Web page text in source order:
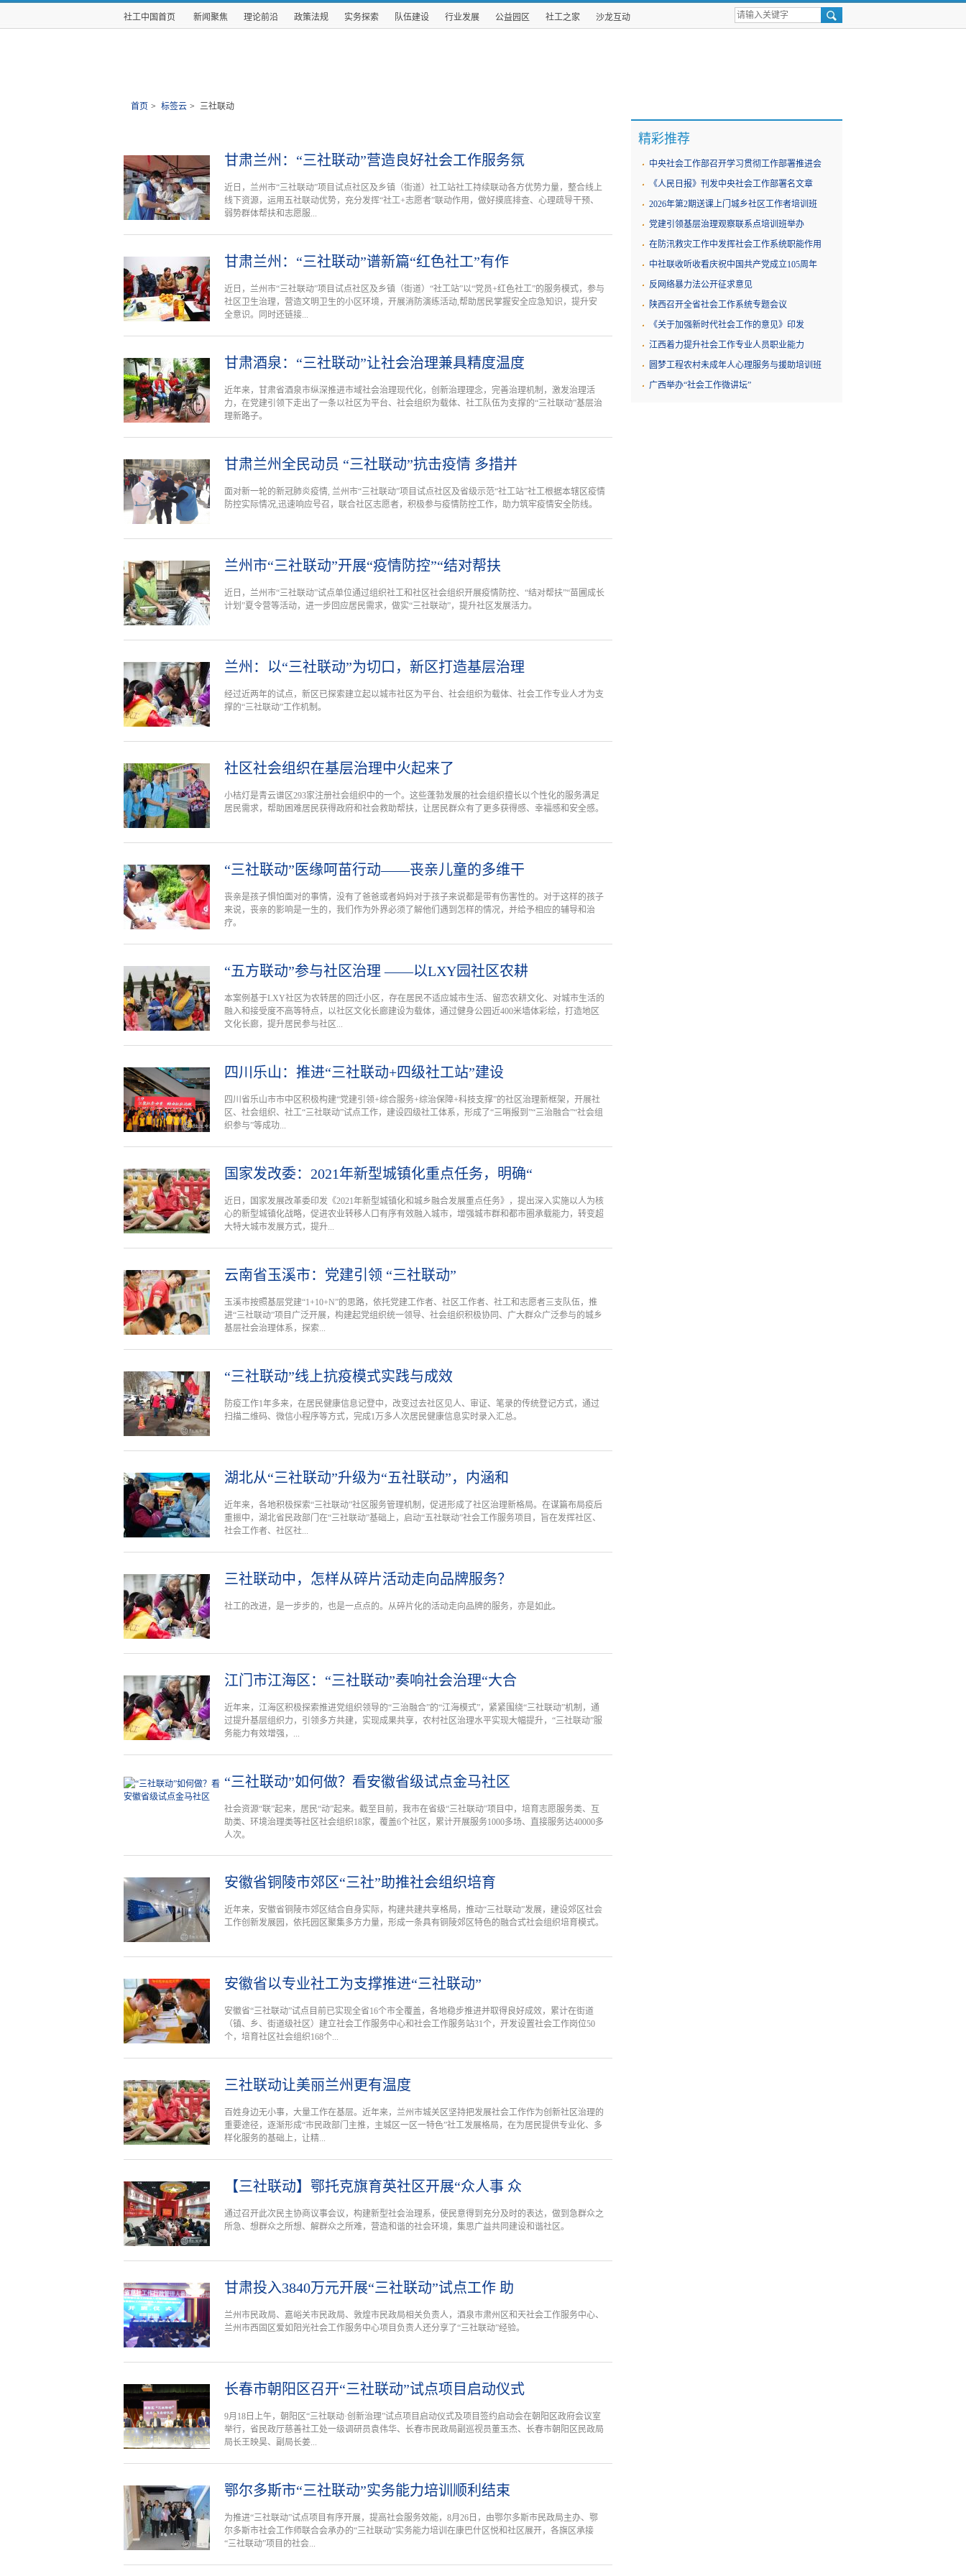
社工中国首页 新闻聚焦 理论前沿 政策法规 实务探索 队伍建设 行业发展 公益园区 社工之家 沙龙互动
首页 > 标签云 > 三社联动
甘肃兰州：“三社联动”营造良好社会工作服务氛
近日，兰州市“三社联动”项目试点社区及乡镇（街道）社工站社工持续联动各方优势力量，整合线上
线下资源，运用五社联动优势，充分发挥“社工+志愿者”联动作用，做好摸底排查、心理疏导干预、
弱势群体帮扶和志愿服...
甘肃兰州：“三社联动”谱新篇“红色社工”有作
近日，兰州市“三社联动”项目试点社区及乡镇（街道）“社工站”以“党员+红色社工”的服务模式，参与
社区卫生治理，营造文明卫生的小区环境，开展消防演练活动,帮助居民掌握安全应急知识，提升安
全意识。同时还链接...
甘肃酒泉：“三社联动”让社会治理兼具精度温度
近年来，甘肃省酒泉市纵深推进市域社会治理现代化，创新治理理念，完善治理机制，激发治理活
力，在党建引领下走出了一条以社区为平台、社会组织为载体、社工队伍为支撑的“三社联动”基层治
理新路子。
甘肃兰州全民动员 “三社联动”抗击疫情 多措并
面对新一轮的新冠肺炎疫情, 兰州市“三社联动”项目试点社区及省级示范“社工站”社工根据本辖区疫情
防控实际情况,迅速响应号召，联合社区志愿者，积极参与疫情防控工作，助力筑牢疫情安全防线。
兰州市“三社联动”开展“疫情防控”“结对帮扶
近日，兰州市“三社联动”试点单位通过组织社工和社区社会组织开展疫情防控、“结对帮扶”“苗圃成长
计划”夏令营等活动，进一步回应居民需求，做实“三社联动”，提升社区发展活力。
兰州：以“三社联动”为切口，新区打造基层治理
经过近两年的试点，新区已探索建立起以城市社区为平台、社会组织为载体、社会工作专业人才为支
撑的“三社联动”工作机制。
社区社会组织在基层治理中火起来了
小桔灯是青云谱区293家注册社会组织中的一个。这些蓬勃发展的社会组织擅长以个性化的服务满足
居民需求，帮助困难居民获得政府和社会救助帮扶，让居民群众有了更多获得感、幸福感和安全感。
“三社联动”医缘呵苗行动——丧亲儿童的多维干
丧亲是孩子惧怕面对的事情，没有了爸爸或者妈妈对于孩子来说都是带有伤害性的。对于这样的孩子
来说，丧亲的影响是一生的，我们作为外界必须了解他们遇到怎样的情况，并给予相应的辅导和治
疗。
“五方联动”参与社区治理 ——以LXY园社区农耕
本案例基于LXY社区为农转居的回迁小区，存在居民不适应城市生活、留恋农耕文化、对城市生活的
融入和接受度不高等特点，以社区文化长廊建设为载体，通过健身公园近400米墙体彩绘，打造地区
文化长廊，提升居民参与社区...
四川乐山：推进“三社联动+四级社工站”建设
四川省乐山市市中区积极构建“党建引领+综合服务+综治保障+科技支撑”的社区治理新框架，开展社
区、社会组织、社工“三社联动”试点工作，建设四级社工体系，形成了“三哨报到”“三治融合”“社会组
织参与”等成功...
国家发改委：2021年新型城镇化重点任务，明确“
近日，国家发展改革委印发《2021年新型城镇化和城乡融合发展重点任务》，提出深入实施以人为核
心的新型城镇化战略，促进农业转移人口有序有效融入城市，增强城市群和都市圈承载能力，转变超
大特大城市发展方式，提升...
云南省玉溪市：党建引领 “三社联动”
玉溪市按照基层党建“1+10+N”的思路，依托党建工作者、社区工作者、社工和志愿者三支队伍，推
进“三社联动”项目广泛开展，构建起党组织统一领导、社会组织积极协同、广大群众广泛参与的城乡
基层社会治理体系，探索...
“三社联动”线上抗疫模式实践与成效
防疫工作1年多来，在居民健康信息记登中，改变过去社区见人、审证、笔录的传统登记方式，通过
扫描二维码、微信小程序等方式，完成1万多人次居民健康信息实时录入汇总。
湖北从“三社联动”升级为“五社联动”，内涵和
近年来，各地积极探索“三社联动”社区服务管理机制，促进形成了社区治理新格局。在谋篇布局疫后
重振中，湖北省民政部门在“三社联动”基础上，启动“五社联动”社会工作服务项目，旨在发挥社区、
社会工作者、社区社...
三社联动中，怎样从碎片活动走向品牌服务？
社工的改进，是一步步的，也是一点点的。从碎片化的活动走向品牌的服务，亦是如此。
江门市江海区：“三社联动”奏响社会治理“大合
近年来，江海区积极探索推进党组织领导的“三治融合”的“江海模式”，紧紧围绕“三社联动”机制，通
过提升基层组织力，引领多方共建，实现成果共享，农村社区治理水平实现大幅提升，“三社联动”服
务能力有效增强，...
“三社联动”如何做？看安徽省级试点金马社区
社会资源“联”起来，居民“动”起来。截至目前，我市在省级“三社联动”项目中，培育志愿服务类、互
助类、环境治理类等社区社会组织18家，覆盖6个社区，累计开展服务1000多场、直接服务达40000多
人次。
安徽省铜陵市郊区“三社”助推社会组织培育
近年来，安徽省铜陵市郊区结合自身实际，构建共建共享格局，推动“三社联动”发展，建设郊区社会
工作创新发展园，依托园区聚集多方力量，形成一条具有铜陵郊区特色的融合式社会组织培育模式。
安徽省以专业社工为支撑推进“三社联动”
安徽省“三社联动”试点目前已实现全省16个市全覆盖，各地稳步推进并取得良好成效，累计在街道
（镇、乡、街道级社区）建立社会工作服务中心和社会工作服务站31个，开发设置社会工作岗位50
个，培育社区社会组织168个...
三社联动让美丽兰州更有温度
百姓身边无小事，大量工作在基层。近年来，兰州市城关区坚持把发展社会工作作为创新社区治理的
重要途径，逐渐形成“市民政部门主推，主城区一区一特色”社工发展格局，在为居民提供专业化、多
样化服务的基础上，让精...
【三社联动】鄂托克旗育英社区开展“众人事 众
通过召开此次民主协商议事会议，构建新型社会治理系，使民意得到充分及时的表达，做到急群众之
所急、想群众之所想、解群众之所难，营造和谐的社会环境，集思广益共同建设和谐社区。
甘肃投入3840万元开展“三社联动”试点工作 助
兰州市民政局、嘉峪关市民政局、敦煌市民政局相关负责人，酒泉市肃州区和天社会工作服务中心、
兰州市西固区爱如阳光社会工作服务中心项目负责人还分享了“三社联动”经验。
长春市朝阳区召开“三社联动”试点项目启动仪式
9月18日上午，朝阳区“三社联动·创新治理”试点项目启动仪式及项目签约启动会在朝阳区政府会议室
举行，省民政厅慈善社工处一级调研员袁伟华、长春市民政局副巡视员董玉杰、长春市朝阳区民政局
局长王映昊、副局长姜...
鄂尔多斯市“三社联动”实务能力培训顺利结束
为推进“三社联动”试点项目有序开展，提高社会服务效能，8月26日，由鄂尔多斯市民政局主办、鄂
尔多斯市社会工作师联合会承办的“三社联动”实务能力培训在康巴什区悦和社区展开，各旗区承接
“三社联动”项目的社会...
精彩推荐
中央社会工作部召开学习贯彻工作部署推进会
《人民日报》刊发中央社会工作部署名文章
2026年第2期送课上门城乡社区工作者培训班
党建引领基层治理观察联系点培训班举办
在防汛救灾工作中发挥社会工作系统职能作用
中社联收听收看庆祝中国共产党成立105周年
反网络暴力法公开征求意见
陕西召开全省社会工作系统专题会议
《关于加强新时代社会工作的意见》印发
江西着力提升社会工作专业人员职业能力
圆梦工程农村未成年人心理服务与援助培训班
广西举办“社会工作微讲坛”